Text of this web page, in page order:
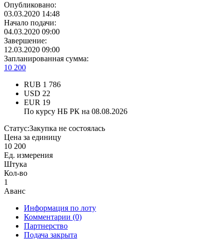
Опубликовано:
03.03.2020 14:48
Начало подачи:
04.03.2020 09:00
Завершение:
12.03.2020 09:00
Запланированная сумма:
10 200
RUB 1 786
USD 22
EUR 19
По курсу НБ РК на 08.08.2026
Статус:Закупка не состоялась
Цена за единицу
10 200
Ед. измерения
Штука
Кол-во
1
Аванс
Информация по лоту
Комментарии (0)
Партнерство
Подача закрыта